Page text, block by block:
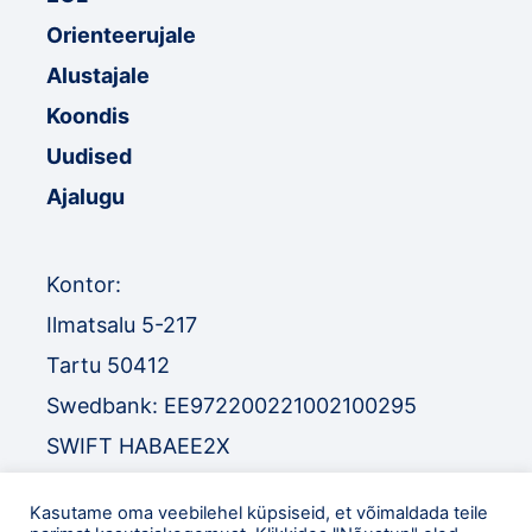
Orienteerujale
Alustajale
Koondis
Uudised
Ajalugu
Kontor:
Ilmatsalu 5-217
Tartu 50412
Swedbank: EE972200221002100295
SWIFT HABAEE2X
SWIFT EEUHEE2X
Kasutame oma veebilehel küpsiseid, et võimaldada teile